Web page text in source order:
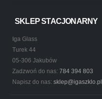
SKLEP STACJONARNY
Iga Glass
Turek 44
05-306 Jakubów
Zadzwoń do nas: 784 394 803
Napisz do nas: sklep@igaszklo.pl